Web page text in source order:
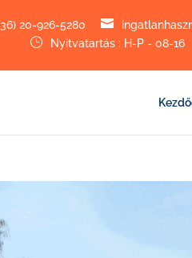
20-926-5280 
}
Nyitvatartás : H-P - 08-16